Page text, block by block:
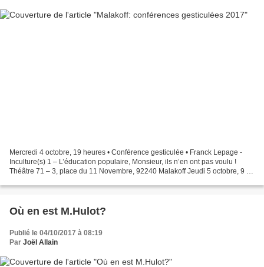
Mercredi 4 octobre, 19 heures • Conférence gesticulée • Franck Lepage -
Inculture(s) 1 – L’éducation populaire, Monsieur, ils n’en ont pas voulu !
Théâtre 71 – 3, place du 11 Novembre, 92240 Malakoff Jeudi 5 octobre, 9 h
Où en est M.Hulot?
Publié le 04/10/2017 à 08:19
Par Joël Allain